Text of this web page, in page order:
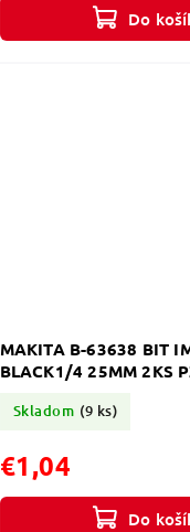
Do
MAKITA B-63638 BIT
BLACK1/4 25MM 2KS
Skladom (9 ks)
€1,04
Do